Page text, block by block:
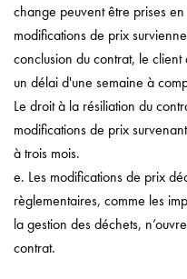
change peuvent être prises
modifications de prix
conclusion du contrat, le
un délai d'une semaine à
Le droit à la résiliation du
modifications de prix
à trois mois.
e. Les modifications de prix
règlementaires, comme les
la gestion des déchets,
contrat.